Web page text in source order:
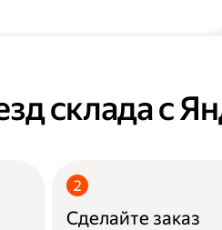
склада с
Сделайте заказ